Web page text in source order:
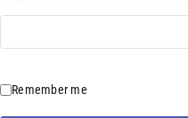
Remember me